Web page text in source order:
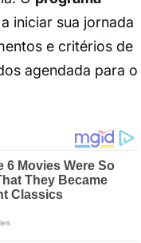
iniciar sua jornada
e critérios de
agendada para o